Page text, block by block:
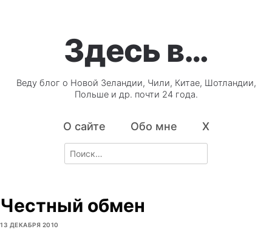
Здесь в…
Веду блог о Новой Зеландии, Чили, Китае, Шотландии,
Польше и др. почти 24 года.
О сайте Обо мне X
Search
for:
Честный обмен
13 ДЕКАБРЯ 2010